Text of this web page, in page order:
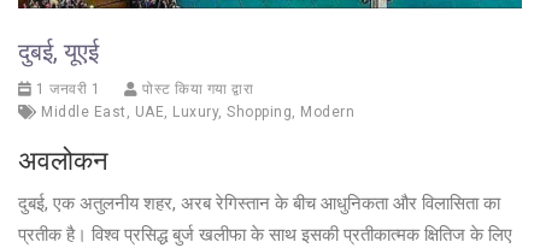
दुबई, यूएई
1 जनवरी 1
पोस्ट किया गया द्वारा
Middle East , UAE, Luxury, Shopping, Modern
अवलोकन
दुबई, एक अतुलनीय शहर, अरब रेगिस्तान के बीच आधुनिकता और विलासिता का
प्रतीक है। विश्व प्रसिद्ध बुर्ज खलीफा के साथ इसकी प्रतीकात्मक क्षितिज के लिए